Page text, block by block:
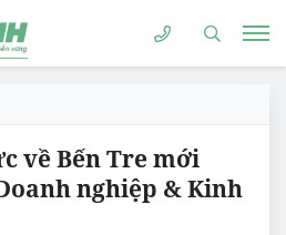
về Bến Tre mới
nghiệp & Kinh